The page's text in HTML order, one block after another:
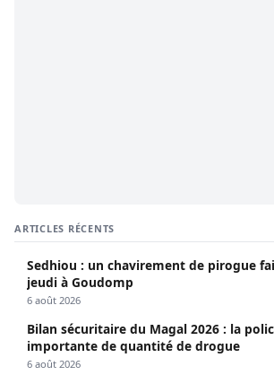
ARTICLES RÉCENTS
Sedhiou : un chavirement de pirogue
jeudi à Goudomp
6 août 2026
Bilan sécuritaire du Magal 2026 : la
importante de quantité de drogue
6 août 2026